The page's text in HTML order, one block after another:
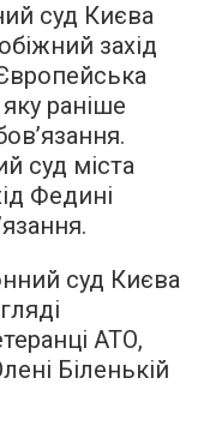
суд Києва
захід
раніше
суд міста
Федині
суд Києва
АТО,
Біленькій